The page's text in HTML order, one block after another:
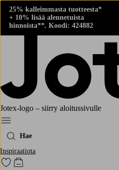
25% kalleimmasta tuotteesta*
+ 10% lisää alennetuista
hinnoista**. Koodi: 424882
Jotex-logo – siirry aloitussivulle
Menu
Hae
Inspiraatiota
Siirry merkittyihin suosikkituotteisiin
Siirry ostoskoriin